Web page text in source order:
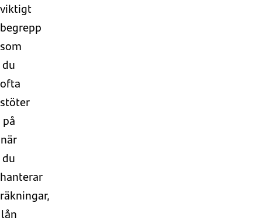
viktigt
begrepp
som
du
ofta
stöter
på
när
du
hanterar
räkningar,
lån